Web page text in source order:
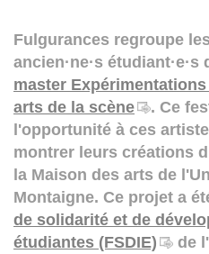
Fulgurances regroupe
ancien·ne·s étudiant·e·s
master
arts de la scène
. Ce
l'opportunité à ces
montrer leurs créations
la Maison des arts de
Montaigne. Ce projet a
de solidarité et de
étudiantes (FSDIE)
de